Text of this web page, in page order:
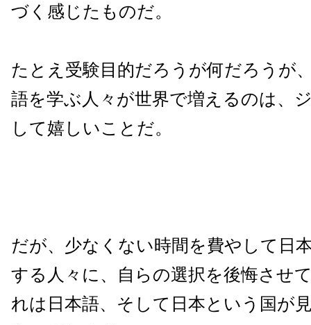
づく感じたものだ。
たとえ受験目的だろうが何だろうが
語を学ぶ人々が世界で増えるのは、
して嬉しいことだ。
だが、少なくない時間を費やして日
する人々に、自らの選択を後悔させ
れは日本語、そして日本という国が